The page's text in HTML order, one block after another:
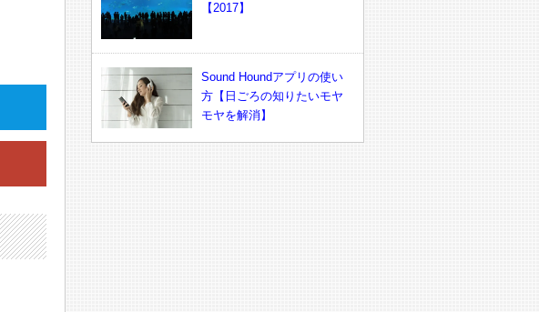
【2017】
Sound Houndアプリの使い
方【日ごろの知りたいモヤ
モヤを解消】